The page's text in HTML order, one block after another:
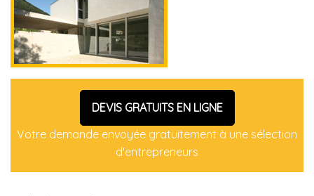
DEVIS GRATUITS EN LIGNE
Votre demande envoyée gratuitement à une sélection
d'entrepreneurs